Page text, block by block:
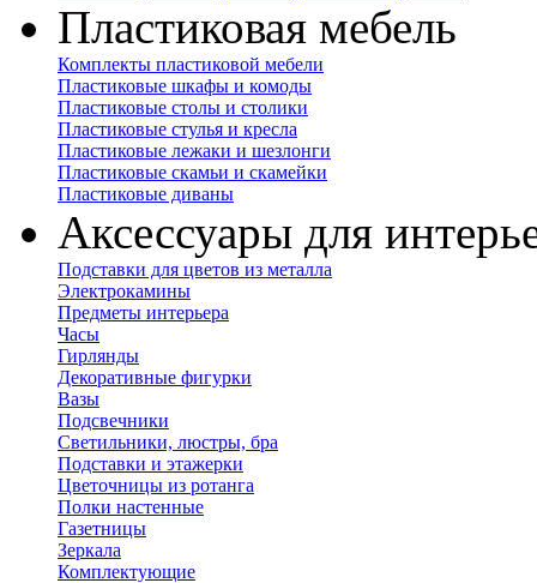
Пластиковая мебель
Комплекты пластиковой мебели
Пластиковые шкафы и комоды
Пластиковые столы и столики
Пластиковые стулья и кресла
Пластиковые лежаки и шезлонги
Пластиковые скамьи и скамейки
Пластиковые диваны
Аксессуары для
Подставки для цветов из металла
Электрокамины
Предметы интерьера
Часы
Гирлянды
Декоративные фигурки
Вазы
Подсвечники
Светильники, люстры, бра
Подставки и этажерки
Цветочницы из ротанга
Полки настенные
Газетницы
Зеркала
Комплектующие